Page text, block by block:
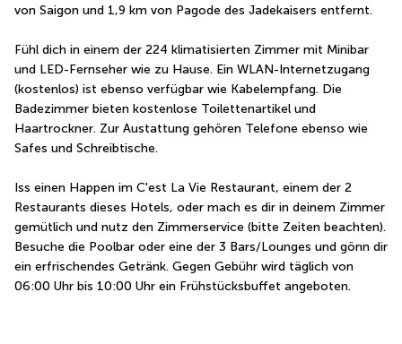
von Saigon und 1,9 km von Pagode des Jadekaisers entfernt.
Fühl dich in einem der 224 klimatisierten Zimmer mit Minibar
und LED-Fernseher wie zu Hause. Ein WLAN-Internetzugang
(kostenlos) ist ebenso verfügbar wie Kabelempfang. Die
Badezimmer bieten kostenlose Toilettenartikel und
Haartrockner. Zur Austattung gehören Telefone ebenso wie
Safes und Schreibtische.
Iss einen Happen im C'est La Vie Restaurant, einem der 2
Restaurants dieses Hotels, oder mach es dir in deinem Zimmer
gemütlich und nutz den Zimmerservice (bitte Zeiten beachten).
Besuche die Poolbar oder eine der 3 Bars/Lounges und gönn dir
ein erfrischendes Getränk. Gegen Gebühr wird täglich von
06:00 Uhr bis 10:00 Uhr ein Frühstücksbuffet angeboten.